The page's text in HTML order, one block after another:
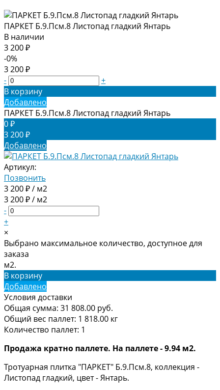
ПАРКЕТ Б.9.Псм.8 Листопад гладкий Янтарь
В наличии
3 200 ₽
-0%
3 200 ₽
-
+
В корзину
Добавлено
ПАРКЕТ Б.9.Псм.8 Листопад гладкий Янтарь
0 ₽
3 200 ₽
Добавлено
Артикул:
Позвонить
3 200 ₽ / м2
3 200 ₽ / м2
-
+
×
Выбрано максимальное количество, доступное для
заказа
м2.
В корзину
Добавлено
Условия доставки
Общая сумма: 31 808.00 руб.
Общий вес паллет: 1 818.00 кг
Количество паллет: 1
Продажа кратно паллете. На паллете - 9.94 м2.
Тротуарная плитка "ПАРКЕТ" Б.9.Псм.8, коллекция -
Листопад гладкий, цвет - Янтарь.